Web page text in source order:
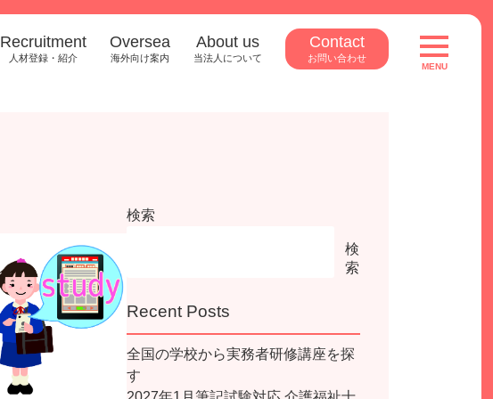
Recruitment
人材登録・紹介
Oversea
海外向け案内
About us
当法人について
Contact
お問い合わせ
toggle
MENU
検索
検
索
Recent Posts
全国の学校から実務者研修講座を探
す